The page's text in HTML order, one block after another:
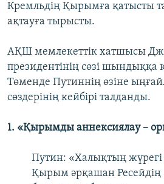
Кремльдің Қырымға қатысты
ақтауға тырысты.
АҚШ мемлекеттік хатшысы
президентінің сөзі шындыққа
Төменде Путиннің өзіне
сөздерінің кейбірі талданды.
1. «Қырымды аннексиялау –
Путин: «Халықтың
Қырым әрқашан Ресейдің